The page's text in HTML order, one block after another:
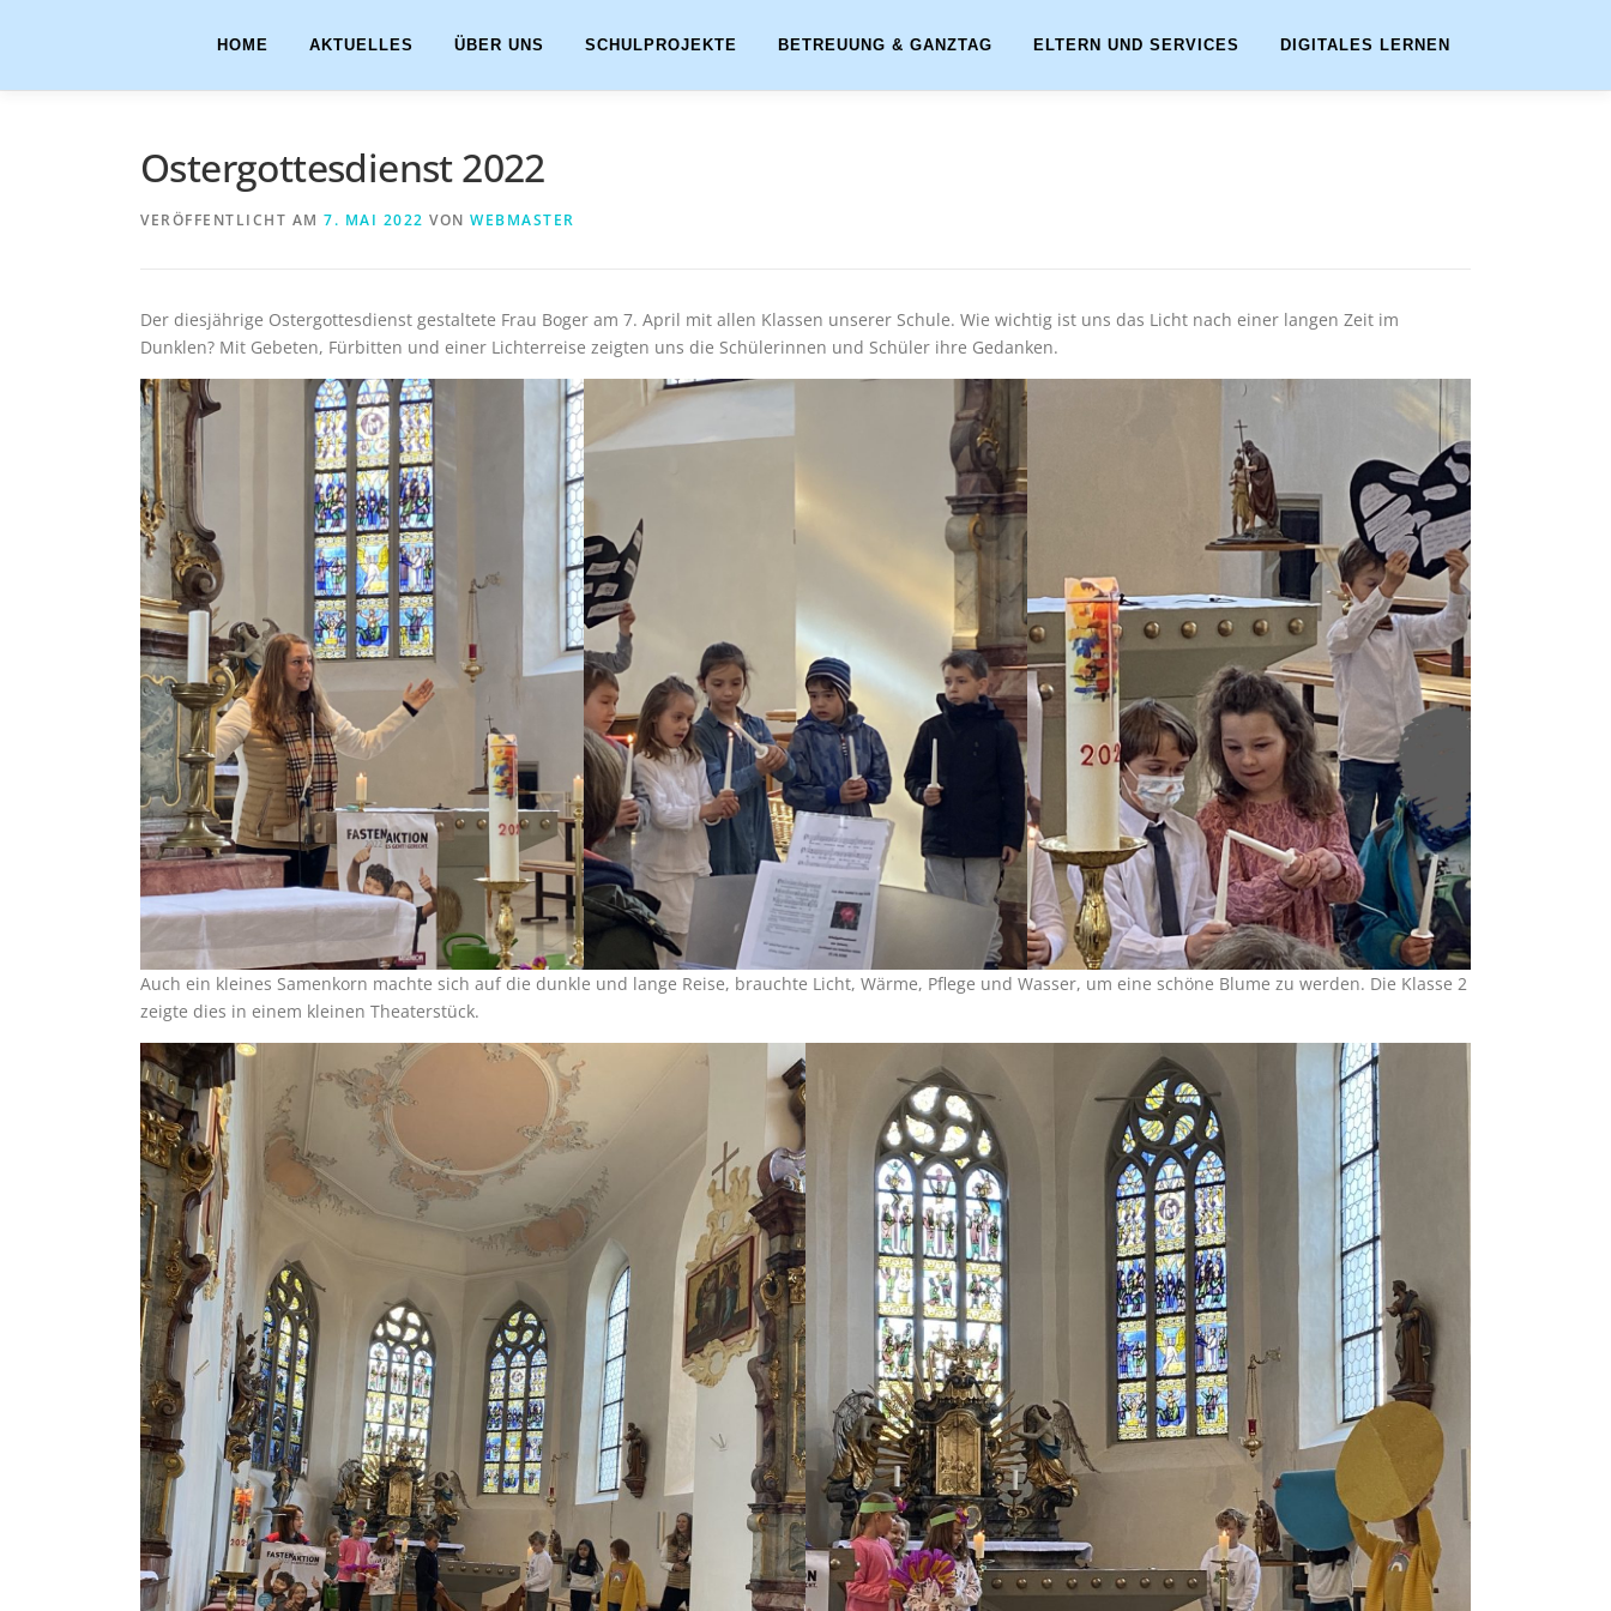
HOME AKTUELLES ÜBER UNS SCHULPROJEKTE BETREUUNG & GANZTAG ELTERN UND SERVICES DIGITALES LERNEN
Ostergottesdienst 2022
VERÖFFENTLICHT AM 7. MAI 2022 VON WEBMASTER
Der diesjährige Ostergottesdienst gestaltete Frau Boger am 7. April mit allen Klassen unserer Schule. Wie wichtig ist uns das Licht nach einer langen Zeit im
Dunklen? Mit Gebeten, Fürbitten und einer Lichterreise zeigten uns die Schülerinnen und Schüler ihre Gedanken.
Auch ein kleines Samenkorn machte sich auf die dunkle und lange Reise, brauchte Licht, Wärme, Pflege und Wasser, um eine schöne Blume zu werden. Die Klasse 2
zeigte dies in einem kleinen Theaterstück.